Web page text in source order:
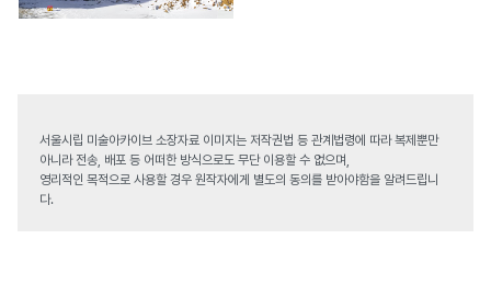
서울시립 미술아카이브 소장자료 이미지는 저작권법 등 관계법령에 따라 복제뿐만
아니라 전송, 배포 등 어떠한 방식으로도 무단 이용할 수 없으며,
영리적인 목적으로 사용할 경우 원작자에게 별도의 동의를 받아야함을 알려드립니
다.